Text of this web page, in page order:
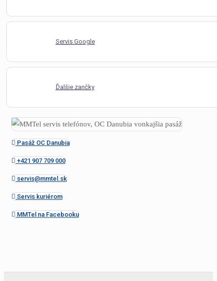
Servis Google
Ďalšie zančky
Pasáž OC Danubia
+421 907 709 000
servis@mmtel.sk
Servis kuriérom
MMTel na Facebooku